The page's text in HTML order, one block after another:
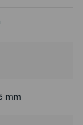
mm